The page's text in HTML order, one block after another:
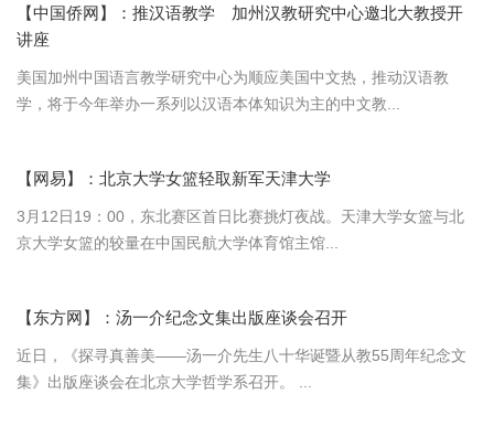
【中国侨网】：推汉语教学 加州汉教研究中心邀北大教授开
讲座
美国加州中国语言教学研究中心为顺应美国中文热，推动汉语教
学，将于今年举办一系列以汉语本体知识为主的中文教...
【网易】：北京大学女篮轻取新军天津大学
3月12日19：00，东北赛区首日比赛挑灯夜战。天津大学女篮与北
京大学女篮的较量在中国民航大学体育馆主馆...
【东方网】：汤一介纪念文集出版座谈会召开
近日，《探寻真善美——汤一介先生八十华诞暨从教55周年纪念文
集》出版座谈会在北京大学哲学系召开。 ...